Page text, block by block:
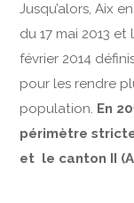
Jusqu’alors, Aix
du 17 mai 2013
février 2014
pour les rendre
population. En
périmètre
et le canton II